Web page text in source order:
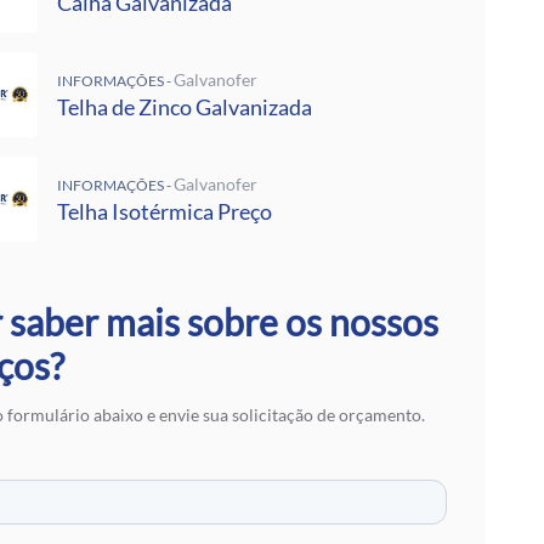
Metalon
Preço M2
Zinco Galvanizada
Aço Galvanizado
Fibra de Vidro
INFORMAÇÕES -Galvanofer
Telha de Zinco Galvanizada
INFORMAÇÕES -Galvanofer
Telha Isotérmica Preço
mais sobre os nossos
formulário abaixo e envie sua solicitação de orçamento.